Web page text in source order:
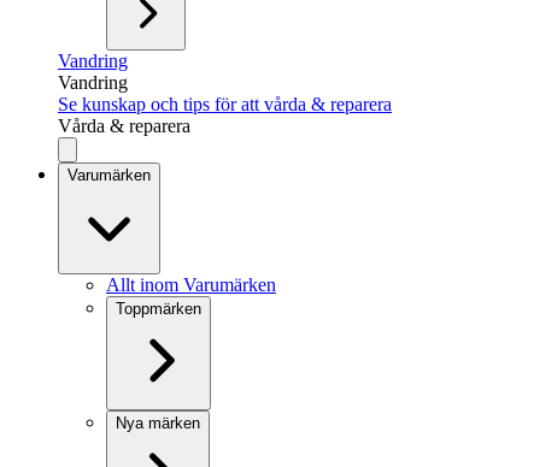
Vandring
Vandring
Se kunskap och tips för att vårda & reparera
Vårda & reparera
Varumärken
Allt inom Varumärken
Toppmärken
Nya märken